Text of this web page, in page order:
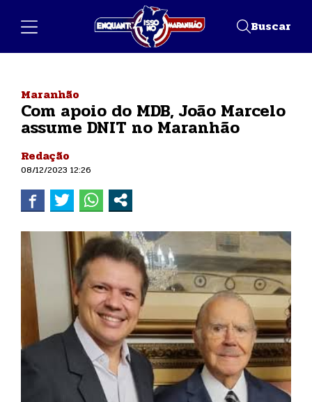
Buscar
Maranhão
Com apoio do MDB, João Marcelo
assume DNIT no Maranhão
Redação
08/12/2023 12:26